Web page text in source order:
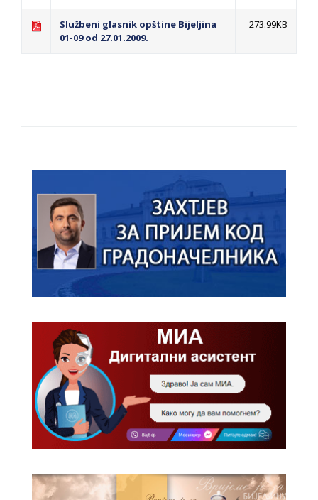
Službeni glasnik opštine Bijeljina
01-09 od 27.01.2009.
273.99KB